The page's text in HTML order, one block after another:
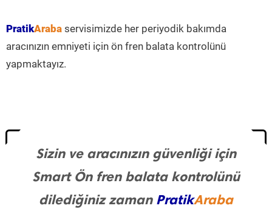
PratikAraba servisimizde her periyodik bakımda
aracınızın emniyeti için ön fren balata kontrolünü
yapmaktayız.
Sizin ve aracınızın güvenliği için
Smart Ön fren balata kontrolünü
dilediğiniz zaman PratikAraba